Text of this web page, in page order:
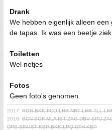
Drank
We hebben eigenlijk alleen
de tapas. Ik was een beetje
Toiletten
Wel netjes
Fotos
Geen foto's genomen.
2017: RGN BKK FCO LHR NRT LHR TLL
2018: BCN SOF MLA IST ZAG DBV SPU
DPS SIN IST KBP BKK LPQ UTH KBP